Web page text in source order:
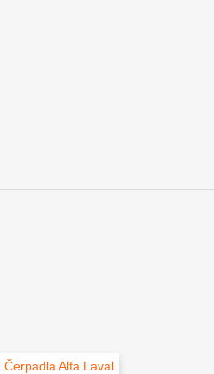
Čerpadla Alfa Laval